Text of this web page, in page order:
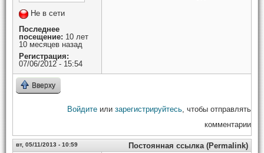
Не в сети
Последнее
посещение: 10 лет
10 месяцев назад
Регистрация:
07/06/2012 - 15:54
Вверху
Войдите или зарегистрируйтесь, чтобы отправлять
комментарии
вт, 05/11/2013 - 10:59 Постоянная ссылка (Permalink)